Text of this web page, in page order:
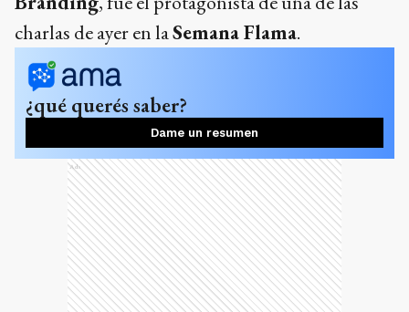
charlas de ayer en laSemana Flama.
¿qué querés saber?
Dame un resumen
Ads